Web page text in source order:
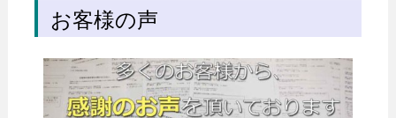
お客様の声